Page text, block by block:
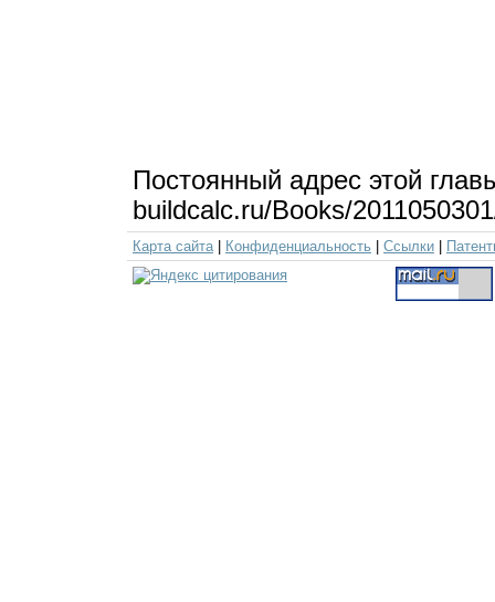
Постоянный адрес этой
buildcalc.ru/Books/
Карта сайта Конфиденциальность Ссылки